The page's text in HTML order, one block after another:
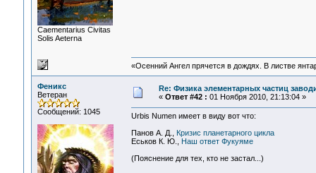
Сaementarius Civitas
Solis Aeterna
«Осенний Ангел прячется в дождях. В листве
Феникс
Ветеран
Сообщений: 1045
Re: Физика элементарных частиц
« Ответ #42 : 01 Ноября 2010, 21:13:04 »
Urbis Numen имеет в виду вот что:
Панов А. Д.,
Кризис планетарного цикла
Еськов К. Ю.,
Наш ответ Фукуяме
(Пояснение для тех, кто не застал...)